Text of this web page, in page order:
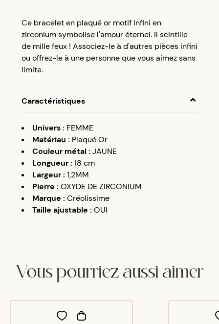
compte client et cumulez 5% de vos achats dans
votre cagnotte fidélité sans minimum d’achat.
Utilisez votre cagnotte de fidélité dès votre
prochaine commande à partir de 50€ d’achats.
Ce bracelet en plaqué or motif Infini en
zirconium symbolise l'amour éternel. Il scintille
de mille feux ! Associez-le à d'autres pièces infini
ou offrez-le à une personne que vous aimez sans
limite.
Caractéristiques
Univers: FEMME
Matériau : Plaqué Or
Couleur métal: JAUNE
Longueur: 18 cm
Largeur: 1,2MM
Pierre : OXYDE DE ZIRCONIUM
Marque : Créolissime
Taille ajustable : OUI
Vous pourriez aussi aimer